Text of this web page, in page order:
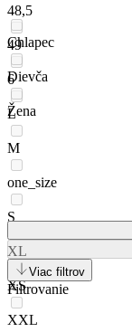
48,5
49
6
L
M
one_size
S
XL
XS
XXL
Chlapec
Dievča
Žena
Viac filtrov
Filtrovanie